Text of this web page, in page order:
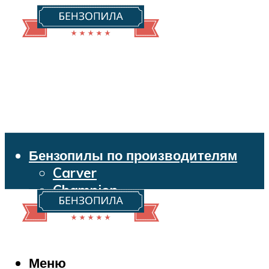
Бензопилы по производителям
Carver
Champion
Echo
Husqvarna
Makita
Меню